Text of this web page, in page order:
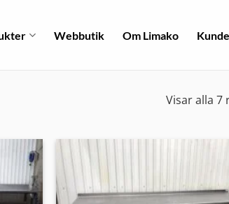
Webbutik Om Limako
Visar alla 7